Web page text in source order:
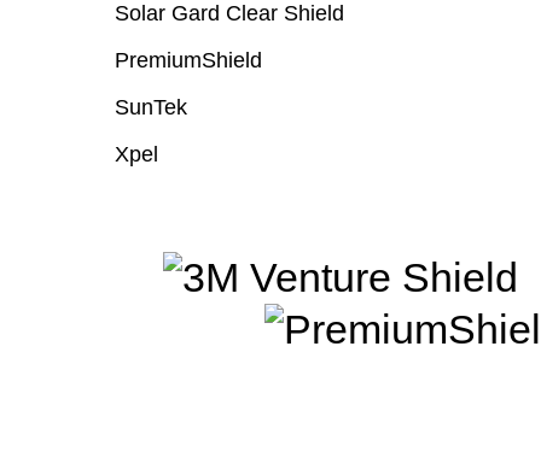
Solar Gard Clear Shield
PremiumShield
SunTek
Xpel